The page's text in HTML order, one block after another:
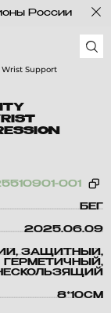
России
001
БЕГ
2025.06.09
ЗАЩИТНЫЙ,
ГЕРМЕТИЧНЫЙ,
8*10CM